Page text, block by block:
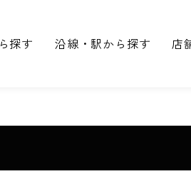
探す 沿線・駅から探す 店